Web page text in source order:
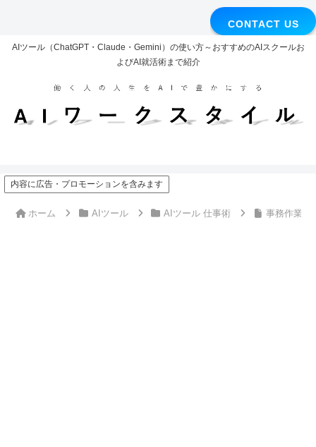
CONTACT US
AIツール（ChatGPT・Claude・Gemini）の使い方～おすすめのAIスクールお
よびAI就活術まで紹介
内容に広告・プロモーションを含みます
ホーム AIツール AIツール 仕事術 事務作業マ